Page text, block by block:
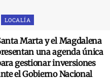
LOCALÍA
Marta y el Magdalena
una agenda única
gestionar inversiones
el Gobierno Nacional